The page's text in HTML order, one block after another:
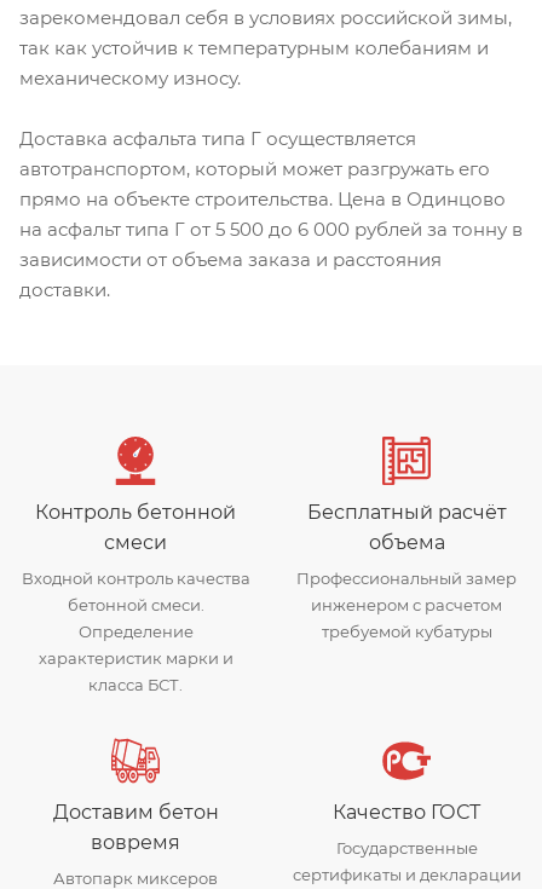
зарекомендовал себя в условиях российской зимы,
так как устойчив к температурным колебаниям и
механическому износу.
Доставка асфальта типа Г осуществляется
автотранспортом, который может разгружать его
прямо на объекте строительства. Цена в Одинцово
на асфальт типа Г от 5 500 до 6 000 рублей за тонну в
зависимости от объема заказа и расстояния
доставки.
Контроль бетонной
смеси
Входной контроль качества
бетонной смеси.
Определение
характеристик марки и
класса БСТ.
Бесплатный расчёт
объема
Профессиональный замер
инженером с расчетом
требуемой кубатуры
Доставим бетон
вовремя
Автопарк миксеров
Качество ГОСТ
Государственные
сертификаты и декларации